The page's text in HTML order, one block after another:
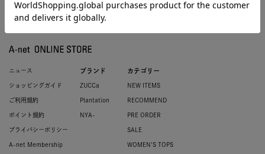
ニュース
ショッピングガイド
ご利用規約
ポイント規約
プライバシーポリシー
A-net Membership
ブランド
ZUCCa
Plantation
NYA-
カテゴリー
NEW ITEMS
RECOMMEND
PRE ORDER
SALE
WOMEN'S TOPS